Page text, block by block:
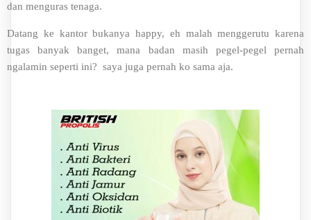
dan menguras tenaga.
Datang ke kantor bukanya happy, eh malah menggerutu karena
tugas banyak banget, mana badan masih pegel-pegel pernah
ngalamin seperti ini? saya juga pernah ko sama aja.